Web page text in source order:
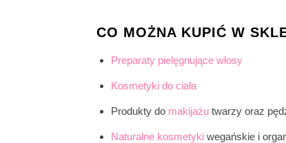
CO MOŻNA KUPIĆ W
Preparaty pielęgnujące włosy
Kosmetyki do ciała
Produkty do makijażu twarzy oraz
Naturalne kosmetyki wegańskie i